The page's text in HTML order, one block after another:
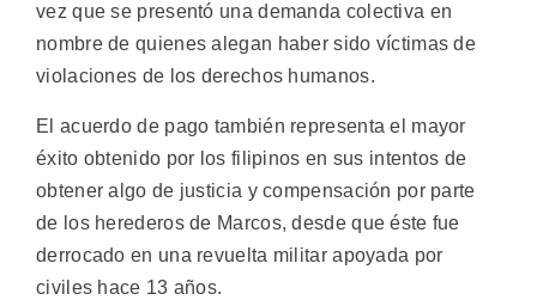
vez que se presentó una demanda colectiva en
nombre de quienes alegan haber sido víctimas de
violaciones de los derechos humanos.
El acuerdo de pago también representa el mayor
éxito obtenido por los filipinos en sus intentos de
obtener algo de justicia y compensación por parte
de los herederos de Marcos, desde que éste fue
derrocado en una revuelta militar apoyada por
civiles hace 13 años.